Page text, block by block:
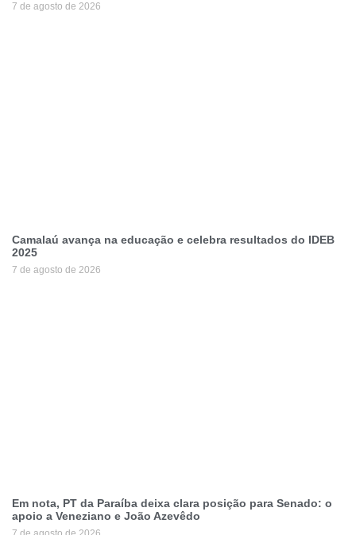
7 de agosto de 2026
Camalaú avança na educação e celebra resultados do IDEB
2025
7 de agosto de 2026
Em nota, PT da Paraíba deixa clara posição para Senado: o
apoio a Veneziano e João Azevêdo